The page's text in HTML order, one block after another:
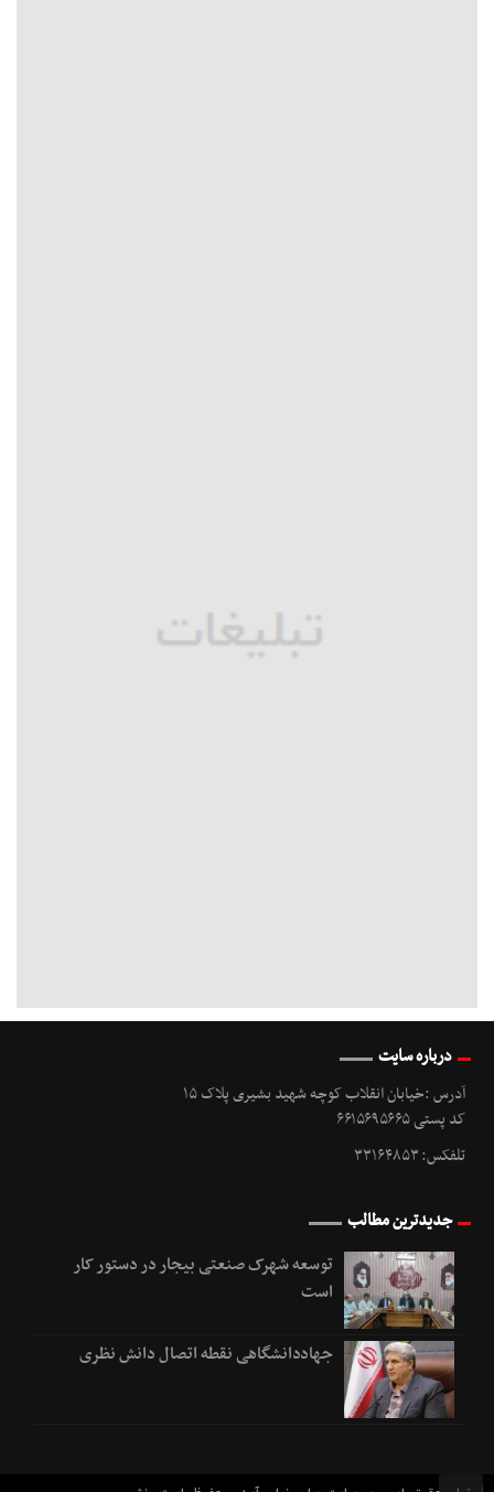
درباره سایت
آدرس :خیابان انقلاب کوچه شهید بشیری پلاک ۱۵
کد پستی ۶۶۱۵۶۹۵۶۶۵
تلفکس: ۳۳۱۶۴۸۵۳
جدیدترین مطالب
توسعه شهرک صنعتی بیجار در دستور کار
است
جهاددانشگاهی نقطه اتصال دانش نظری